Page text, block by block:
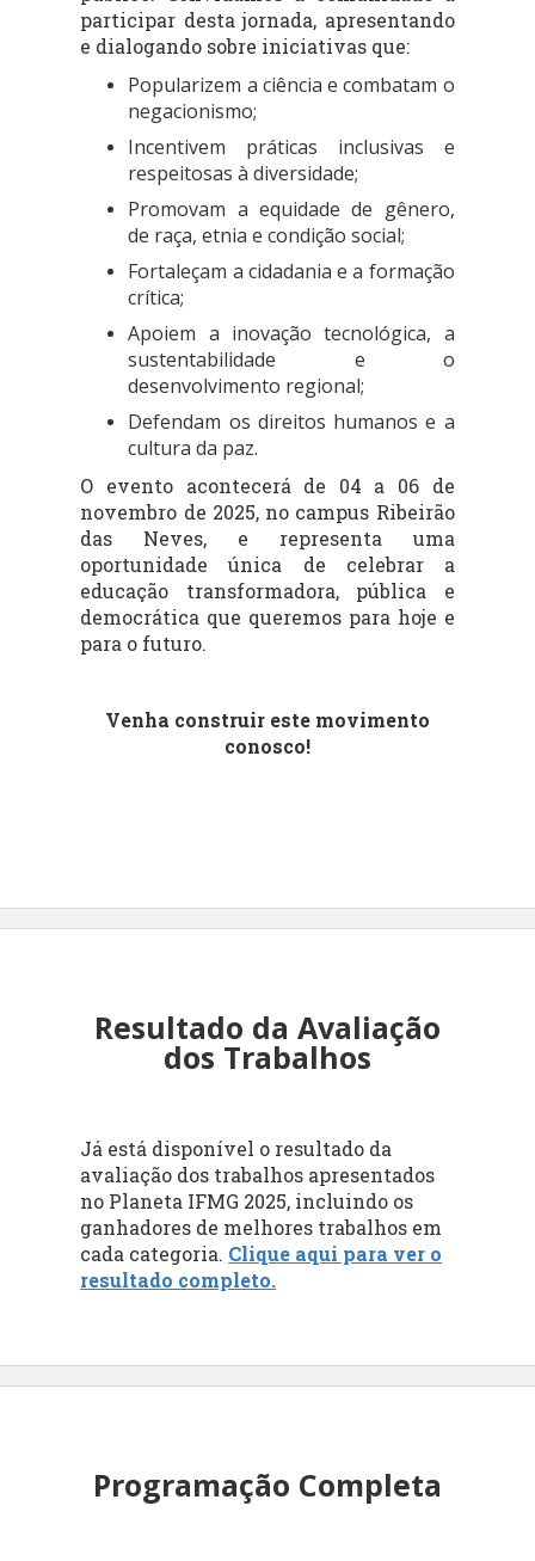
participar desta jornada, apresentando
e dialogando sobre iniciativas que:
Popularizem a ciência e combatam o
negacionismo;
Incentivem práticas inclusivas e
respeitosas à diversidade;
Promovam a equidade de gênero,
de raça, etnia e condição social;
Fortaleçam a cidadania e a formação
crítica;
Apoiem a inovação tecnológica, a
sustentabilidade e o
desenvolvimento regional;
Defendam os direitos humanos e a
cultura da paz.
O evento acontecerá de 04 a 06 de
novembro de 2025, no campus Ribeirão
das Neves, e representa uma
oportunidade única de celebrar a
educação transformadora, pública e
democrática que queremos para hoje e
para o futuro.
Venha construir este movimento
conosco!
Resultado da Avaliação
dos Trabalhos
Já está disponível o resultado da
avaliação dos trabalhos apresentados
no Planeta IFMG 2025, incluindo os
ganhadores de melhores trabalhos em
cada categoria. Clique aqui para ver o
resultado completo.
Programação Completa